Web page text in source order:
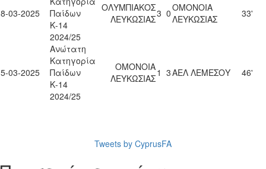
03-2025
Παίδων
Κ-14
2024/25
ΟΛΥΜΠΙΑΚΟΣ
ΛΕΥΚΩΣΙΑΣ3 0ΟΜΟΝΟΙΑ
ΛΕΥΚΩΣΙΑΣ
33'
03-2025
Ανώτατη
Κατηγορία
Παίδων
Κ-14
2024/25
ΟΜΟΝΟΙΑ
ΛΕΥΚΩΣΙΑΣ1 3ΑΕΛ ΛΕΜΕΣΟΥ 46'
Tweets by CyprusFA